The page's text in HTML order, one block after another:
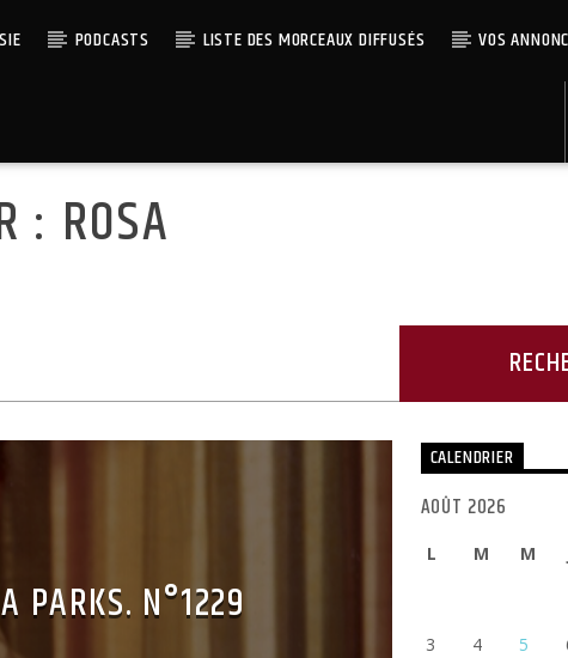
PODCASTS LISTE DES MORCEAUX DIFFUSÉS VOS
: ROSA
PARKS. N°1229
CALENDRIER
AOÛT 2026
L M M
3
4 5